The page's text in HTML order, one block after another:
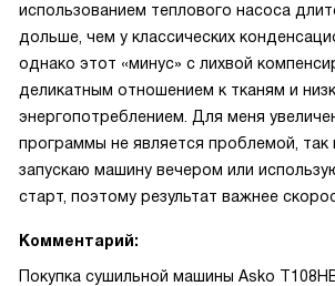
использованием теплового насоса
дольше, чем у классических
однако этот «минус» с лихвой
деликатным отношением к тканям и
энергопотреблением. Для меня
программы не является проблемой, так
запускаю машину вечером или
старт, поэтому результат важнее
Комментарий:
Покупка сушильной машины Asko